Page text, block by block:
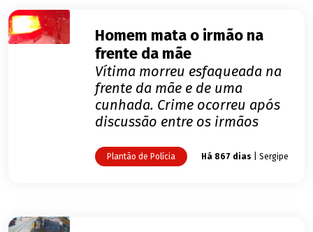
Homem mata o irmão na
frente da mãe
Vítima morreu esfaqueada na
frente da mãe e de uma
cunhada. Crime ocorreu após
discussão entre os irmãos
Plantão de Polícia Há 867 dias | Sergipe